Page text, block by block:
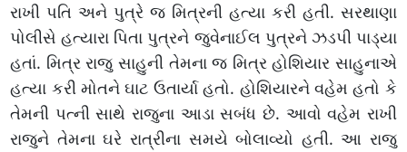
રાખી પતિ અને પુત્રે જ મિત્રની હત્યા કરી હતી. સરથાણા
પોલીસે હત્યારા પિતા પુત્રને જુવેનાઈલ પુત્રને ઝડપી પાડ્યા
હતાં. મિત્ર રાજુ સાહુની તેમના જ મિત્ર હોશિયાર સાહુનાએ
હત્યા કરી મોતને ઘાટ ઉતાર્યા હતો. હોશિયારને વહેમ હતો કે
તેમની પત્ની સાથે રાજુના આડા સબંધ છે. આવો વહેમ રાખી
રાજુને તેમના ઘરે રાત્રીના સમયે બોલાવ્યો હતી. આ રાજુ